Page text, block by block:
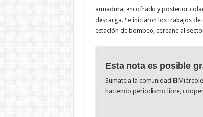
armadura, encofrado y posterior
descarga. Se iniciaron los trabajos
estación de bombeo, cercano al
Esta nota es posible
Sumate a la comunidad El
haciendo periodismo libre,